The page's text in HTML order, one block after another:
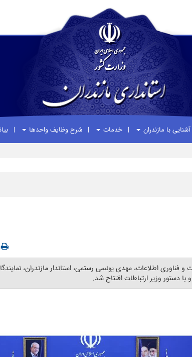
آشنایی با مازندران خدمات شرح وظایف واحدها
فناوری اطلاعات، مهدی یونسی رستمی، استاندار مازندران،